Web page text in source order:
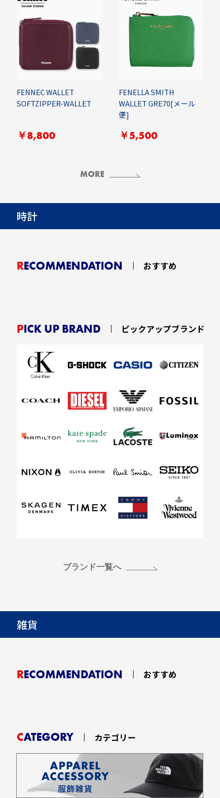
FENNEC WALLET
SOFTZIPPER-WALLET
￥8,800
FENELLA SMITH
WALLET GRE70[メール
便]
￥5,500
MORE
時計
RECOMMENDATION おすすめ
PICK UP BRAND ピックアップブランド
ブランド一覧へ
雑貨
RECOMMENDATION おすすめ
CATEGORY カテゴリー